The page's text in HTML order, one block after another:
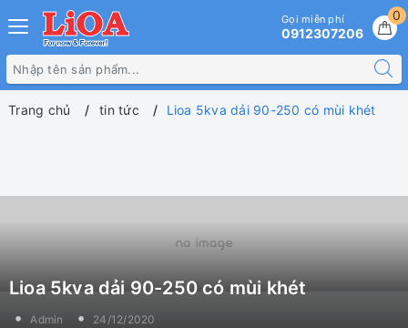
0
Gọi miễn phí
0912307206
Trang chủ tin tức Lioa 5kva dải 90-250 có mùi khét
Lioa 5kva dải 90-250 có mùi khét
Admin 24/12/2020